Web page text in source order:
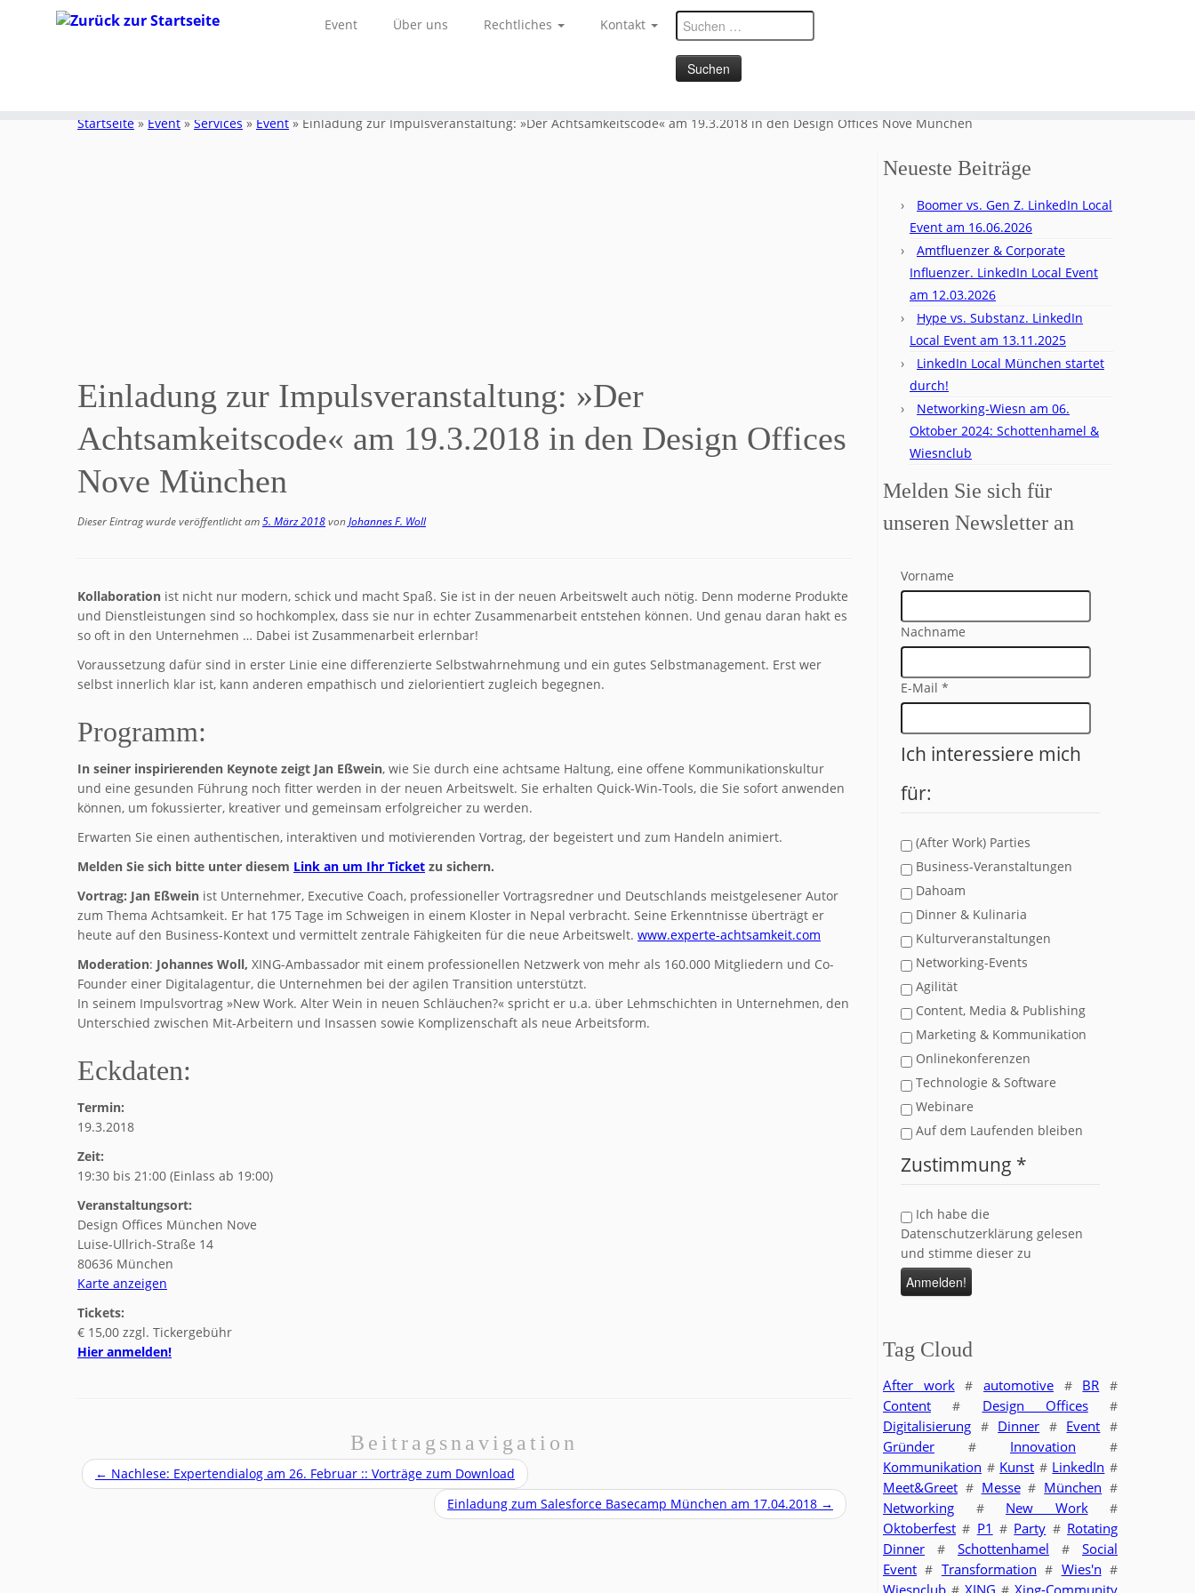
Event Über uns Rechtliches Kontakt
Suchen
nach:
Startseite » Event » Services » Event » Einladung zur Impulsveranstaltung: »Der Achtsamkeitscode« am 19.3.2018 in den Design Offices Nove München
Einladung zur Impulsveranstaltung: »Der
Achtsamkeitscode« am 19.3.2018 in den Design Offices
Nove München
Dieser Eintrag wurde veröffentlicht am5. März 2018vonJohannes F. Woll
Kollaboration ist nicht nur modern, schick und macht Spaß. Sie ist in der neuen Arbeitswelt auch nötig. Denn moderne Produkte
und Dienstleistungen sind so hochkomplex, dass sie nur in echter Zusammenarbeit entstehen können. Und genau daran hakt es
so oft in den Unternehmen … Dabei ist Zusammenarbeit erlernbar!
Voraussetzung dafür sind in erster Linie eine differenzierte Selbstwahrnehmung und ein gutes Selbstmanagement. Erst wer
selbst innerlich klar ist, kann anderen empathisch und zielorientiert zugleich begegnen.
Programm:
In seiner inspirierenden Keynote zeigt Jan Eßwein, wie Sie durch eine achtsame Haltung, eine offene Kommunikationskultur
und eine gesunden Führung noch fitter werden in der neuen Arbeitswelt. Sie erhalten Quick-Win-Tools, die Sie sofort anwenden
können, um fokussierter, kreativer und gemeinsam erfolgreicher zu werden.
Erwarten Sie einen authentischen, interaktiven und motivierenden Vortrag, der begeistert und zum Handeln animiert.
Melden Sie sich bitte unter diesem Link an um Ihr Ticket zu sichern.
Vortrag: Jan Eßwein ist Unternehmer, Executive Coach, professioneller Vortragsredner und Deutschlands meistgelesener Autor
zum Thema Achtsamkeit. Er hat 175 Tage im Schweigen in einem Kloster in Nepal verbracht. Seine Erkenntnisse überträgt er
heute auf den Business-Kontext und vermittelt zentrale Fähigkeiten für die neue Arbeitswelt. www.experte-achtsamkeit.com
Moderation: Johannes Woll, XING-Ambassador mit einem professionellen Netzwerk von mehr als 160.000 Mitgliedern und Co-
Founder einer Digitalagentur, die Unternehmen bei der agilen Transition unterstützt.
In seinem Impulsvortrag »New Work. Alter Wein in neuen Schläuchen?« spricht er u.a. über Lehmschichten in Unternehmen, den
Unterschied zwischen Mit-Arbeitern und Insassen sowie Komplizenschaft als neue Arbeitsform.
Eckdaten:
Termin:
19.3.2018
Zeit:
19:30 bis 21:00 (Einlass ab 19:00)
Veranstaltungsort:
Design Offices München Nove
Luise-Ullrich-Straße 14
80636 München
Karte anzeigen
Tickets:
€ 15,00 zzgl. Tickergebühr
Hier anmelden!
Beitragsnavigation
← Nachlese: Expertendialog am 26. Februar :: Vorträge zum Download
Einladung zum Salesforce Basecamp München am 17.04.2018 →
Neueste Beiträge
Boomer vs. Gen Z. LinkedIn Local
Event am 16.06.2026
Amtfluenzer & Corporate
Influenzer. LinkedIn Local Event
am 12.03.2026
Hype vs. Substanz. LinkedIn
Local Event am 13.11.2025
LinkedIn Local München startet
durch!
Networking-Wiesn am 06.
Oktober 2024: Schottenhamel &
Wiesnclub
Melden Sie sich für
unseren Newsletter an
Vorname
Nachname
E-Mail *
Ich interessiere mich
für:
(After Work) Parties
Business-Veranstaltungen
Dahoam
Dinner & Kulinaria
Kulturveranstaltungen
Networking-Events
Agilität
Content, Media & Publishing
Marketing & Kommunikation
Onlinekonferenzen
Technologie & Software
Webinare
Auf dem Laufenden bleiben
Zustimmung *
Ich habe die
Datenschutzerklärung gelesen
und stimme dieser zu
Tag Cloud
After work#automotive # BR #
Content # Design Offices#
Digitalisierung # Dinner # Event #
Gründer # Innovation #
Kommunikation # Kunst # LinkedIn #
Meet&Greet # Messe# München #
Networking # New Work#
Oktoberfest # P1 # Party # Rotating
Dinner # Schottenhamel # Social
Event # Transformation # Wies'n #
Wiesnclub XING Xing-Community